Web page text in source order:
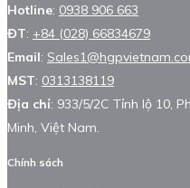
Hotline: 0938 906 663
ĐT: +84 (028) 66834679
Email:
MST: 0313138119
Địa chỉ: 933/5/2C Tỉnh lộ 10,
Minh, Việt Nam.
Chính sách